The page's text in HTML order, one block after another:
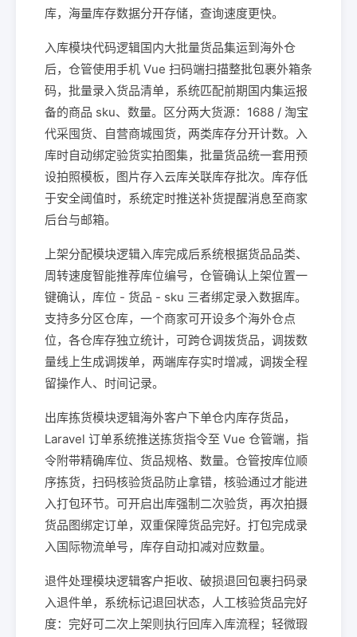
库，海量库存数据分开存储，查询速度更快。
入库模块代码逻辑国内大批量货品集运到海外仓
后，仓管使用手机 Vue 扫码端扫描整批包裹外箱条
码，批量录入货品清单，系统匹配前期国内集运报
备的商品 sku、数量。区分两大货源：1688 / 淘宝
代采囤货、自营商城囤货，两类库存分开计数。入
库时自动绑定验货实拍图集，批量货品统一套用预
设拍照模板，图片存入云库关联库存批次。库存低
于安全阈值时，系统定时推送补货提醒消息至商家
后台与邮箱。
上架分配模块逻辑入库完成后系统根据货品品类、
周转速度智能推荐库位编号，仓管确认上架位置一
键确认，库位 - 货品 - sku 三者绑定录入数据库。
支持多分区仓库，一个商家可开设多个海外仓点
位，各仓库存独立统计，可跨仓调拨货品，调拨数
量线上生成调拨单，两端库存实时增减，调拨全程
留操作人、时间记录。
出库拣货模块逻辑海外客户下单仓内库存货品，
Laravel 订单系统推送拣货指令至 Vue 仓管端，指
令附带精确库位、货品规格、数量。仓管按库位顺
序拣货，扫码核验货品防止拿错，核验通过才能进
入打包环节。可开启出库强制二次验货，再次拍摄
货品图绑定订单，双重保障货品完好。打包完成录
入国际物流单号，库存自动扣减对应数量。
退件处理模块逻辑客户拒收、破损退回包裹扫码录
入退件单，系统标记退回状态，人工核验货品完好
度：完好可二次上架则执行回库入库流程；轻微瑕